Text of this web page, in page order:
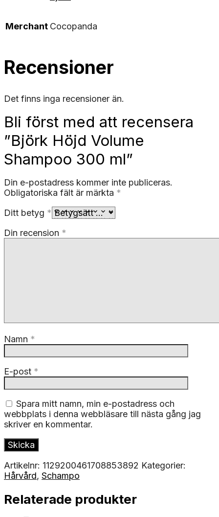
Merchant Cocopanda
Recensioner
Det finns inga recensioner än.
Bli först med att recensera
”Björk Höjd Volume
Shampoo 300 ml”
Din e-postadress kommer inte publiceras.
Obligatoriska fält är märkta *
Ditt betyg *
Din recension *
Namn *
E-post *
Spara mitt namn, min e-postadress och
webbplats i denna webbläsare till nästa gång jag
skriver en kommentar.
Artikelnr: 1129200461708853892 Kategorier:
Hårvård, Schampo
Relaterade produkter